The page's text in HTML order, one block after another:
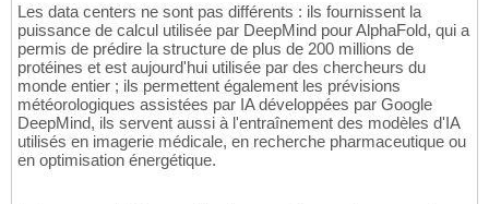
Les data centers ne sont pas différents : ils fournissent la
puissance de calcul utilisée par DeepMind pour AlphaFold, qui a
permis de prédire la structure de plus de 200 millions de
protéines et est aujourd'hui utilisée par des chercheurs du
monde entier ; ils permettent également les prévisions
météorologiques assistées par IA développées par Google
DeepMind, ils servent aussi à l'entraînement des modèles d'IA
utilisés en imagerie médicale, en recherche pharmaceutique ou
en optimisation énergétique.